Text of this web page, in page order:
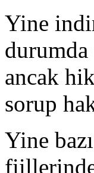
Yine
ancak
sorup
Yine